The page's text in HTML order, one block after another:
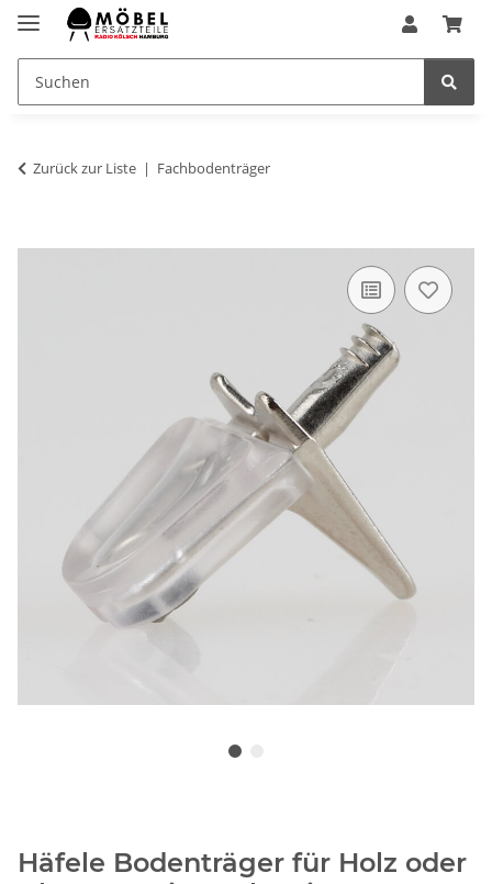
Zurück zur Liste Fachbodenträger
Häfele Bodenträger für Holz oder